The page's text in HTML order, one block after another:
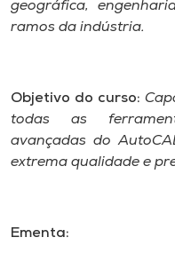
geográfica,
ramos da indústria.
Objetivo do curso:
todas as
avançadas do
extrema qualidade e
Ementa: